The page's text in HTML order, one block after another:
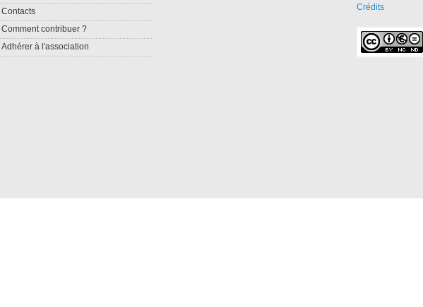
Contacts
Comment contribuer ?
Adhérer à l'association
Crédits